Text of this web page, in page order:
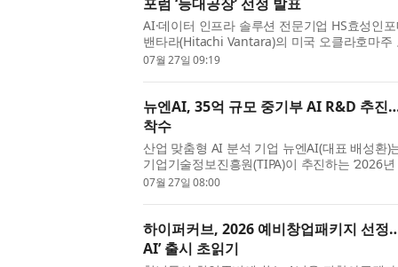
AI·데이터 인프라 솔루션 전문기업 HS효성인
밴타라(Hitachi Vantara)의 미국 오클라호마
세계경제포럼(WEF)의 ‘등대공장(Lighthouse)’
07월 27일 09:19
뉴엔AI, 35억 규모 중기부 AI R&D 추진
착수
산업 맞춤형 AI 분석 기업 뉴엔AI(대표 배성환)
기업기술정보진흥원(TIPA)이 추진하는 ‘2026
특화 AI 모델 개발)’의 주관연구개발기관으로
07월 27일 08:00
하이퍼커브, 2026 예비창업패키지 선정
AI’ 출시 초읽기